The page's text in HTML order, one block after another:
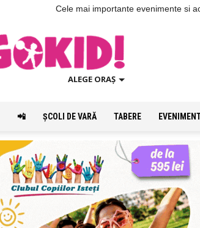
Cele mai importante evenimente si
ALEGE ORAȘ
📲 ŞCOLI DE VARĂ TABERE